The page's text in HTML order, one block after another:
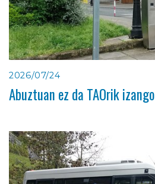
2026/07/24
Abuztuan ez da TAOrik izango